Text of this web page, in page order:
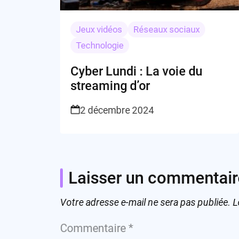
Jeux vidéos
Réseaux sociaux
Technologie
Cyber Lundi : La voie du
streaming d’or
2 décembre 2024
Laisser un
Votre adresse e-mail ne sera pas publiée.
Commentaire *